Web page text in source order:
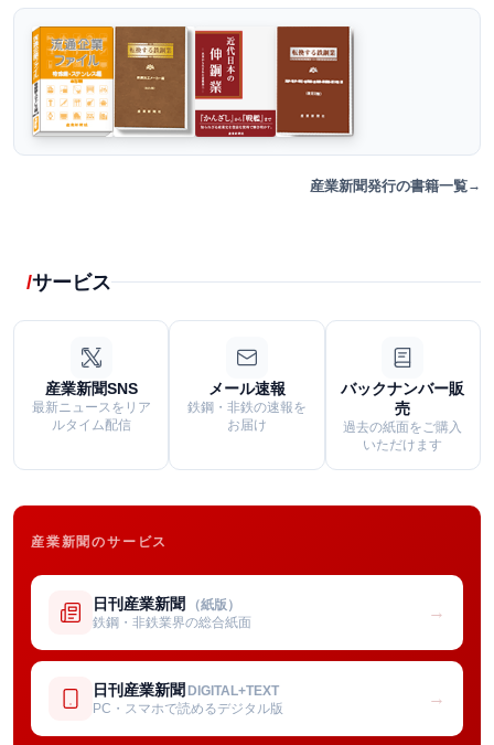
産業新聞発行の書籍一覧
サービス
産業新聞SNS
最新ニュースをリア
ルタイム配信
メール速報
鉄鋼・非鉄の速報を
お届け
バックナンバー販
売
過去の紙面をご購入
いただけます
産業新聞のサービス
日刊産業新聞 （紙版）
鉄鋼・非鉄業界の総合紙面
→
日刊産業新聞 DIGITAL+TEXT
PC・スマホで読めるデジタル版
→